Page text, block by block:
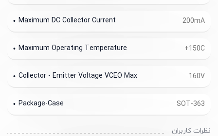
200mA
Maximum DC Collector Current
+150C
Maximum Operating Temperature
160V
Collector - Emitter Voltage VCEO Max
SOT-363
Package-Case
نظرات کاربران